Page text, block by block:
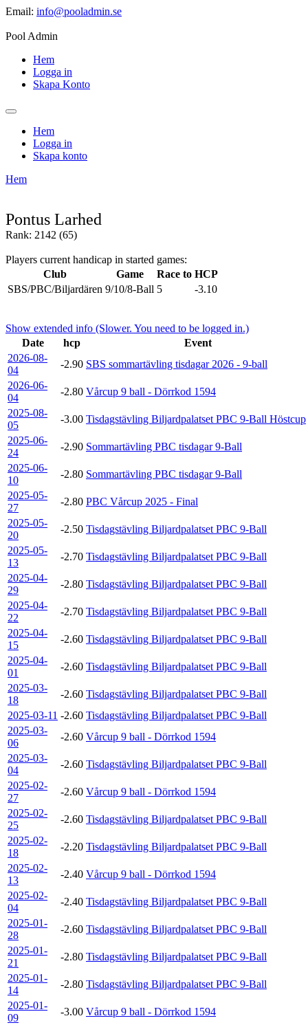
Email: info@pooladmin.se
Pool Admin
Hem
Logga in
Skapa Konto
Hem
Logga in
Skapa konto
Hem
Pontus Larhed
Rank: 2142 (65)
Players current handicap in started games:
Club
Game Race to HCP
SBS/PBC/Biljardären 9/10/8-Ball 5 -3.10
Show extended info (Slower. You need to be logged in.)
Date
hcp
Event
2026-08-
04
-2.90 SBS sommartävling tisdagar 2026 - 9-ball
2026-06-
04
-2.80 Vårcup 9 ball - Dörrkod 1594
2025-08-
05
-3.00 Tisdagstävling Biljardpalatset PBC 9-Ball Höstcup
2025-06-
24
-2.90 Sommartävling PBC tisdagar 9-Ball
2025-06-
10
-2.80 Sommartävling PBC tisdagar 9-Ball
2025-05-
27
-2.80 PBC Vårcup 2025 - Final
2025-05-
20
-2.50 Tisdagstävling Biljardpalatset PBC 9-Ball
2025-05-
13
-2.70 Tisdagstävling Biljardpalatset PBC 9-Ball
2025-04-
29
-2.80 Tisdagstävling Biljardpalatset PBC 9-Ball
2025-04-
22
-2.70 Tisdagstävling Biljardpalatset PBC 9-Ball
2025-04-
15
-2.60 Tisdagstävling Biljardpalatset PBC 9-Ball
2025-04-
01
-2.60 Tisdagstävling Biljardpalatset PBC 9-Ball
2025-03-
18
-2.60 Tisdagstävling Biljardpalatset PBC 9-Ball
2025-03-11 -2.60 Tisdagstävling Biljardpalatset PBC 9-Ball
2025-03-
06
-2.60 Vårcup 9 ball - Dörrkod 1594
2025-03-
04
-2.60 Tisdagstävling Biljardpalatset PBC 9-Ball
2025-02-
27
-2.60 Vårcup 9 ball - Dörrkod 1594
2025-02-
25
-2.60 Tisdagstävling Biljardpalatset PBC 9-Ball
2025-02-
18
-2.20 Tisdagstävling Biljardpalatset PBC 9-Ball
2025-02-
13
-2.40 Vårcup 9 ball - Dörrkod 1594
2025-02-
04
-2.40 Tisdagstävling Biljardpalatset PBC 9-Ball
2025-01-
28
-2.60 Tisdagstävling Biljardpalatset PBC 9-Ball
2025-01-
21
-2.80 Tisdagstävling Biljardpalatset PBC 9-Ball
2025-01-
14
-2.80 Tisdagstävling Biljardpalatset PBC 9-Ball
2025-01-
09
-3.00 Vårcup 9 ball - Dörrkod 1594